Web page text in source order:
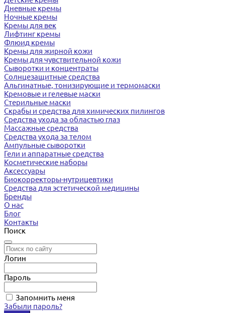
Дневные кремы
Ночные кремы
Кремы для век
Лифтинг кремы
Флюид кремы
Кремы для жирной кожи
Кремы для чувствительной кожи
Сыворотки и концентраты
Солнцезащитные средства
Альгинатные, тонизирующие и термомаски
Кремовые и гелевые маски
Стерильные маски
Скрабы и средства для химических пилингов
Средства ухода за областью глаз
Массажные средства
Средства ухода за телом
Ампульные сыворотки
Гели и аппаратные средства
Косметические наборы
Аксессуары
Биокорректоры-нутрицевтики
Средства для эстетической медицины
Бренды
О нас
Блог
Контакты
Поиск
Логин
Пароль
Запомнить меня
Забыли пароль?